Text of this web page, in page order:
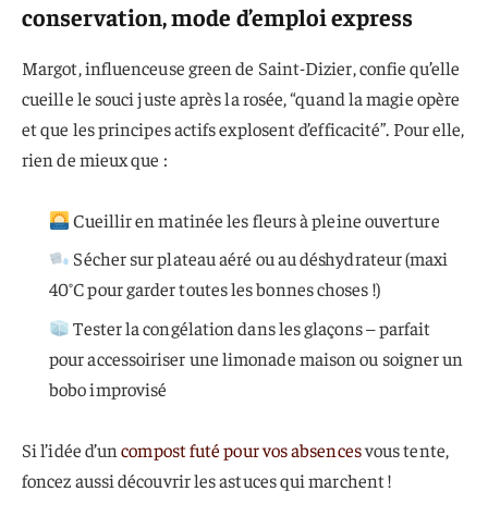
conservation, mode d’emploi express
Margot, influenceuse green de Saint-Dizier, confie qu’elle
cueille le souci juste après la rosée, “quand la magie opère
et que les principes actifs explosent d’efficacité”. Pour elle,
rien de mieux que :
Cueillir en matinée les fleurs à pleine ouverture
Sécher sur plateau aéré ou au déshydrateur (maxi
40°C pour garder toutes les bonnes choses !)
Tester la congélation dans les glaçons – parfait
pour accessoiriser une limonade maison ou soigner un
bobo improvisé
Si l’idée d’uncompost futé pour vos absencesvous tente,
foncez aussi découvrir les astuces qui marchent !